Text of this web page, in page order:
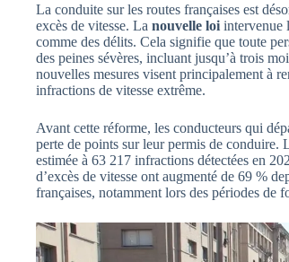
La conduite sur les routes françaises est
excès de vitesse. La nouvelle loi intervenue
comme des délits. Cela signifie que toute
des peines sévères, incluant jusqu’à trois
nouvelles mesures visent principalement à
infractions de vitesse extrême.
Avant cette réforme, les conducteurs qui
perte de points sur leur permis de conduire.
estimée à 63 217 infractions détectées en
d’excès de vitesse ont augmenté de 69 %
françaises, notamment lors des périodes de